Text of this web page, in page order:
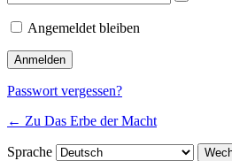
Angemeldet bleiben
Passwort vergessen?
← Zu Das Erbe der Macht
Sprache